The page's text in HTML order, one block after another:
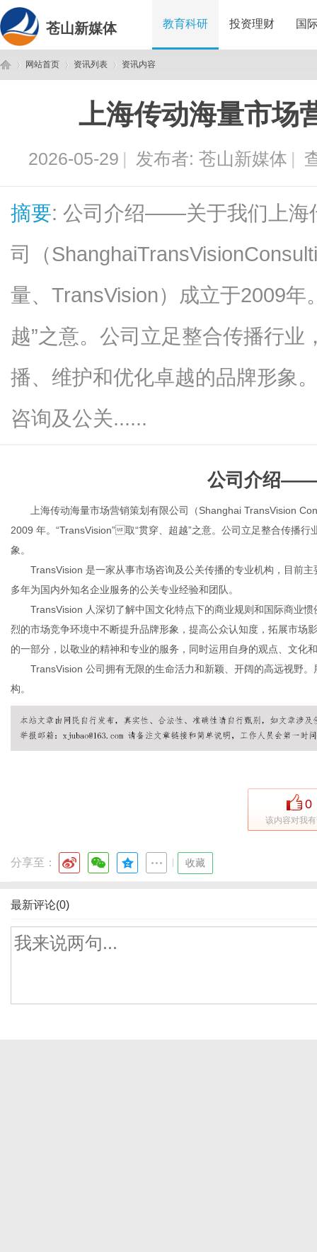
苍山新媒体 教育科研 投资理财 国
网站首页 资讯列表
›
资讯内容
上海传动海量市场
2026-05-29 | 发布者: 苍山新媒体 |
摘要: 公司介绍——关于我们上海
司（
量、TransVision）成立于2009年
越”之意。公司立足整合传播行
播、维护和优化卓越的品牌形象
咨询及公关......
公司介绍——
上海传动海量市场营销策划有限公司（Shanghai TransVision
2009 年。“TransVision”
取“贯穿、超越”之意。公司立足整合传播
象。
TransVision 是一家从事市场咨询及公关传播的专业机构，目前
多年为国内外知名企业服务的公关专业经验和团队。
TransVision 人深切了解中国文化特点下的商业规则和国际商业
烈的市场竞争环境中不断提升品牌形象，提高公众认知度，拓展市场
的一部分，以敬业的精神和专业的服务，同时运用自身的观点、文化
TransVision 公司拥有无限的生命活力和新颖、开阔的高远视野
构。
0
该内容对我
分享至： 收藏
最新评论(0)